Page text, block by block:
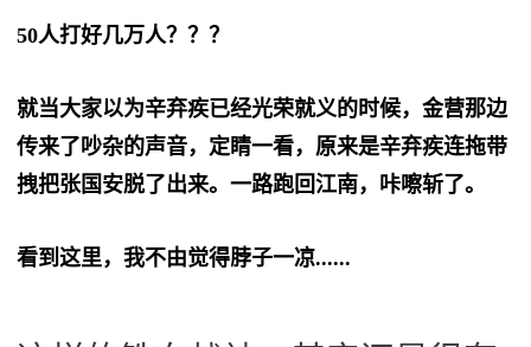
50人打好几万人？？？
就当大家以为辛弃疾已经光荣就义的时候，金营那边
传来了吵杂的声音，定睛一看，原来是辛弃疾连拖带
拽把张国安脱了出来。一路跑回江南，咔嚓斩了。
看到这里，我不由觉得脖子一凉......